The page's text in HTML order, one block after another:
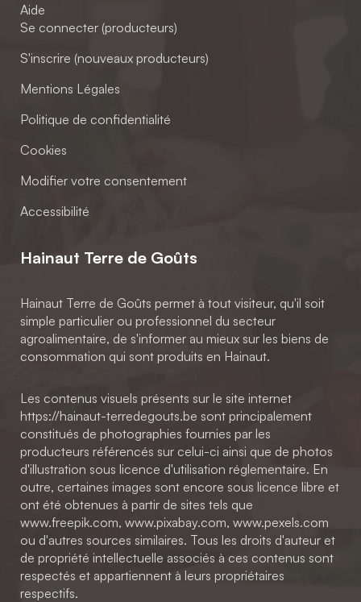
Aide
Se connecter (producteurs)
S'inscrire (nouveaux producteurs)
Mentions Légales
Politique de confidentialité
Cookies
Modifier votre consentement
Accessibilité
Hainaut Terre de Goûts
Hainaut Terre de Goûts permet à tout visiteur, qu'il soit
simple particulier ou professionnel du secteur
agroalimentaire, de s'informer au mieux sur les biens de
consommation qui sont produits en Hainaut.
Les contenus visuels présents sur le site internet
https://hainaut-terredegouts.be sont principalement
constitués de photographies fournies par les
producteurs référencés sur celui-ci ainsi que de photos
d'illustration sous licence d'utilisation réglementaire. En
outre, certaines images sont encore sous licence libre et
ont été obtenues à partir de sites tels que
www.freepik.com, www.pixabay.com, www.pexels.com
ou d'autres sources similaires. Tous les droits d'auteur et
de propriété intellectuelle associés à ces contenus sont
respectés et appartiennent à leurs propriétaires
respectifs.